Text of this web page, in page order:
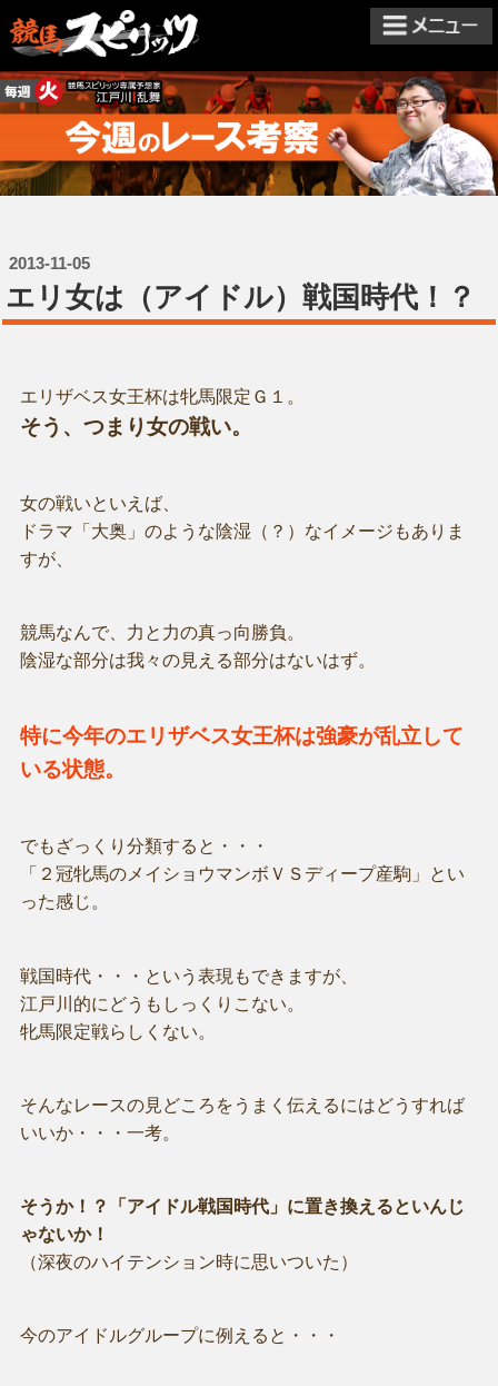
2013-11-05
エリ女は（アイドル）戦国時代！？
エリザベス女王杯は牝馬限定Ｇ１。
そう、つまり女の戦い。
女の戦いといえば、
ドラマ「大奥」のような陰湿（？）なイメージもありま
すが、
競馬なんで、力と力の真っ向勝負。
陰湿な部分は我々の見える部分はないはず。
特に今年のエリザベス女王杯は強豪が乱立して
いる状態。
でもざっくり分類すると・・・
「２冠牝馬のメイショウマンボＶＳディープ産駒」とい
った感じ。
戦国時代・・・という表現もできますが、
江戸川的にどうもしっくりこない。
牝馬限定戦らしくない。
そんなレースの見どころをうまく伝えるにはどうすれば
いいか・・・一考。
そうか！？「アイドル戦国時代」に置き換えるといんじ
ゃないか！
（深夜のハイテンション時に思いついた）
今のアイドルグループに例えると・・・